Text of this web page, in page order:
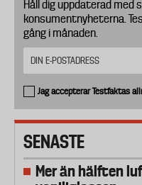
Håll dig uppdaterad
konsumentnyheterna.
gång i månaden.
Jag accepterar Testfaktas
SENASTE
Mer än hälften